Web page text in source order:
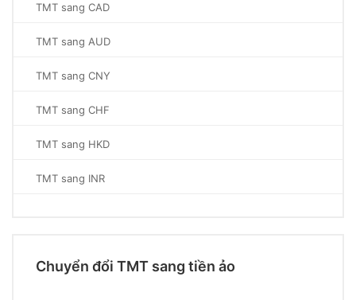
TMT sang CAD
TMT sang AUD
TMT sang CNY
TMT sang CHF
TMT sang HKD
TMT sang INR
Chuyển đổi TMT sang tiền ảo